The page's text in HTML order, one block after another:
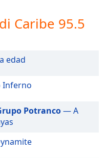
Caribe 95.5
edad
Potranco— A